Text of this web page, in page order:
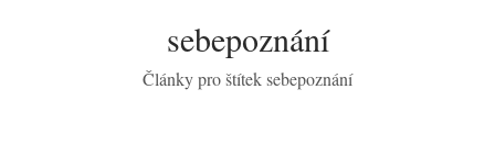
sebepoznání
Články pro štítek sebepoznání